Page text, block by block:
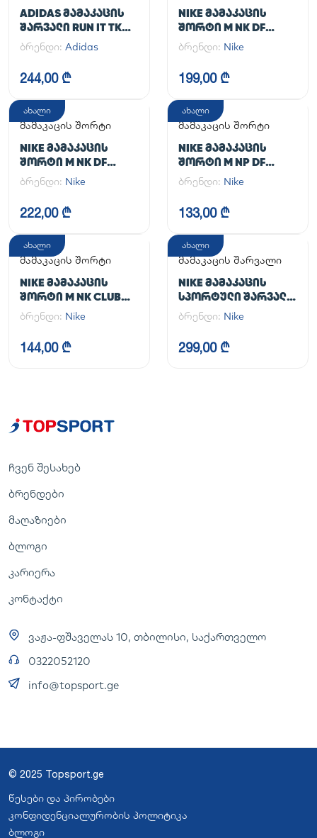
ADIDAS ᲛᲐᲛᲐᲙᲐᲪᲘᲡ
ᲨᲐᲠᲕᲐᲚᲘ RUN IT TKO
PANT
ბრენდი: Adidas
244,00 ₾
NIKE ᲛᲐᲛᲐᲙᲐᲪᲘᲡ
ᲨᲝᲠᲢᲘ M NK DF
UNLIMITED WVN 7IN
ბრენდი: Nike
199,00 ₾
ახალი
მამაკაცის შორტი
NIKE ᲛᲐᲛᲐᲙᲐᲪᲘᲡ
ᲨᲝᲠᲢᲘ M NK DF
UNLIMITED WVN 7IN
2IN1
ბრენდი: Nike
222,00 ₾
ახალი
მამაკაცის შორტი
NIKE ᲛᲐᲛᲐᲙᲐᲪᲘᲡ
ᲨᲝᲠᲢᲘ M NP DF
LONG SHORT
ბრენდი: Nike
133,00 ₾
ახალი
მამაკაცის შორტი
NIKE ᲛᲐᲛᲐᲙᲐᲪᲘᲡ
ᲨᲝᲠᲢᲘ M NK CLUB
FLOW SHORT
ბრენდი: Nike
144,00 ₾
ახალი
მამაკაცის შარვალი
NIKE ᲛᲐᲛᲐᲙᲐᲪᲘᲡ
ᲡᲞᲝᲠᲢᲣᲚᲘ ᲨᲐᲠᲕᲐᲚᲘ
M NK DF UNLIMITED
PANT TPR
ბრენდი: Nike
299,00 ₾
ჩვენ შესახებ
ბრენდები
მაღაზიები
ბლოგი
კარიერა
კონტაქტი
ვაჟა-ფშაველას 10, თბილისი, საქართველო
0322052120
info@topsport.ge
© 2025 Topsport.ge
წესები და პირობები
კონფიდენციალურობის პოლიტიკა
ბლოგი